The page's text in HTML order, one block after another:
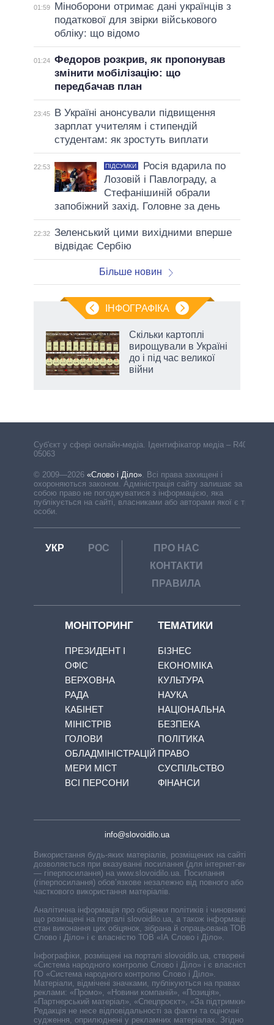
01:59
Міноборони отримає дані українців з
податкової для звірки військового
обліку: що відомо
01:24 Федоров розкрив, як пропонував
змінити мобілізацію: що
передбачав план
23:45
В Україні анонсували підвищення
зарплат учителям і стипендій
студентам: як зростуть виплати
22:53 ПІДСУМКИ
Росія вдарила по
Лозовій і Павлограду, а
Стефанішиній обрали
запобіжний захід. Головне за день
22:32 Зеленський цими вихідними вперше
відвідає Сербію
Більше новин
ІНФОГРАФІКА
Скільки картоплі
вирощували в Україні
до і під час великої
війни
Cуб'єкт у сфері онлайн-медіа. Ідентифікатор медіа – R40-
05063
© 2009—2026 «Слово і Діло». Всі права захищені і
охороняються законом. Адміністрація сайту залишає за
собою право не погоджуватися з інформацією, яка
публікується на сайті, власниками або авторами якої є треті
особи.
УКР РОС
ПРО НАС
КОНТАКТИ
ПРАВИЛА
МОНІТОРИНГ
ПРЕЗИДЕНТ І
ОФІС
ВЕРХОВНА
РАДА
КАБІНЕТ
МІНІСТРІВ
ГОЛОВИ
ОБЛАДМІНІСТРАЦІЙ
МЕРИ МІСТ
ВСІ ПЕРСОНИ
ТЕМАТИКИ
БІЗНЕС
ЕКОНОМІКА
КУЛЬТУРА
НАУКА
НАЦІОНАЛЬНА
БЕЗПЕКА
ПОЛІТИКА
ПРАВО
СУСПІЛЬСТВО
ФІНАНСИ
info@slovoidilo.ua
Використання будь-яких матеріалів, розміщених на сайті,
дозволяється при вказуванні посилання (для інтернет-видань
— гіперпосилання) на www.slovoidilo.ua. Посилання
(гіперпосилання) обов’язкове незалежно від повного або
часткового використання матеріалів.
Аналітична інформація про обіцянки політиків і чиновників,
що розміщені на порталі slovoidilo.ua, а також інформація про
стан виконання цих обіцянок, зібрана й опрацьована ТОВ «ІА
Слово і Діло» і є власністю ТОВ «ІА Слово і Діло».
Інфографіки, розміщені на порталі slovoidilo.ua, створені ГО
«Система народного контролю Слово і Діло» і є власністю
ГО «Система народного контролю Слово і Діло».
Матеріали, відмічені значками, публікуються на правах
реклами: «Промо», «Новини компаній», «Позиція»,
«Партнерський матеріал», «Спецпроєкт», «За підтримки».
Редакція не несе відповідальності за факти та оціночні
судження, оприлюднені у рекламних матеріалах. Згідно з